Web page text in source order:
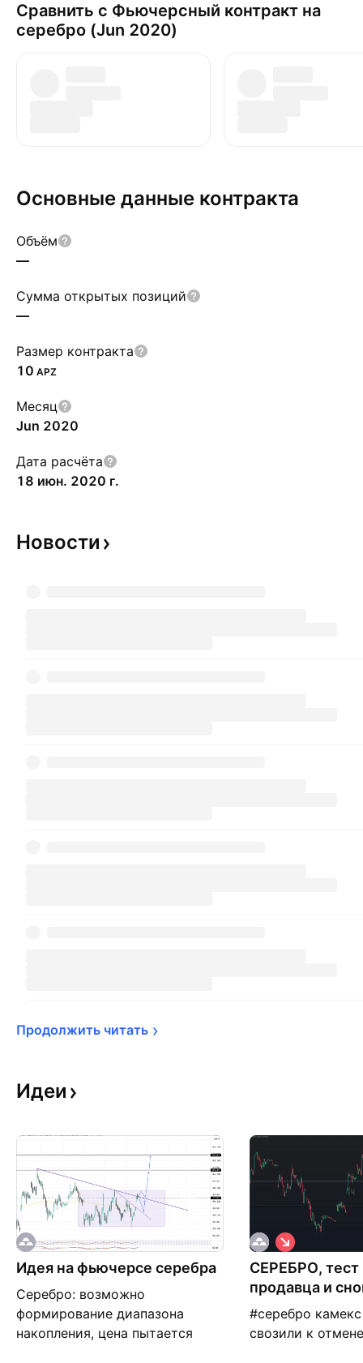
Сравнить с Фьючерсный контракт на
серебро (Jun 2020)
Основные данные контракта
Объём
—
Сумма открытых позиций
—
Размер контракта
10 APZ
Месяц
Jun 2020
Дата расчёта
18 июн. 2020 г.
Новости
Продолжить читать
Идеи
Идея на фьючерсе серебра
Серебро: возможно
формирование диапазона
накопления, цена пытается
СЕРЕБРО, тест
продавца и
#серебро
свозили к
К
о
р
т
а
я